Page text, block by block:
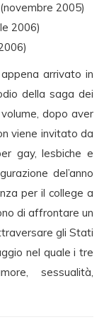
2005)
2006)
arrivato in
della saga dei
dopo aver
viene invitato da
gay, lesbiche e
del’anno
per il college a
di affrontare un
gli Stati
nel quale i tre
sessualità,